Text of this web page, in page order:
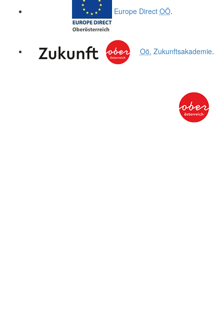
Europe Direct OÖ.
Oö. Zukunftsakademie.